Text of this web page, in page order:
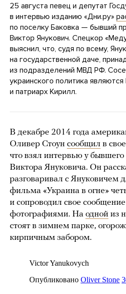
25 августа певец и депутат
в интервью изданию «Дни.ру»
по поселку Баковка — бывший
Виктор Янукович. Спецкор
выяснил, что, судя по всему,
на государственной даче,
из подразделений МВД РФ.
украинского политика
и патриарх Кирилл.
В декабре 2014 года
Оливер Стоун сообщил в
что взял интервью у
Виктора Януковича. Он
разговаривал с Януковичем
фильма «Украина в огне»
и сопроводил свое
фотографиями. На одной из
стоят в зимнем парке,
кирпичным забором.